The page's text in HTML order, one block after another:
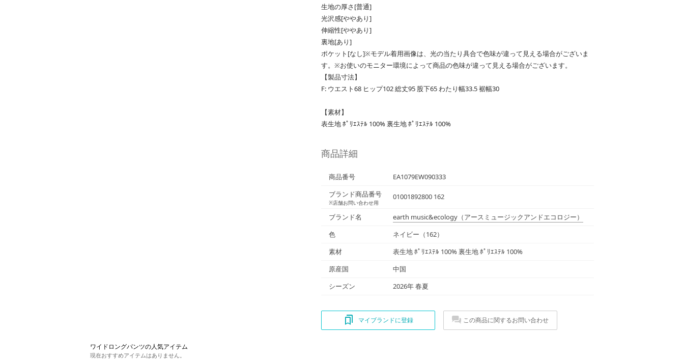
生地の厚さ[普通]
光沢感[ややあり]
伸縮性[ややあり]
裏地[あり]
ポケット[なし]※モデル着用画像は、光の当たり具合で色味が違って見える場合がございま
す。※お使いのモニター環境によって商品の色味が違って見える場合がございます。
【製品寸法】
F: ウエスト68 ヒップ102 総丈95 股下65 わたり幅33.5 裾幅30
【素材】
表生地 ﾎﾟﾘｴｽﾃﾙ 100% 裏生地 ﾎﾟﾘｴｽﾃﾙ 100%
商品詳細
商品番号
EA1079EW090333
ブランド商品番号
※店舗お問い合わせ用
01001892800 162
ブランド名 earth music&ecology （アースミュージックアンドエコロジー）
色
ネイビー（162）
素材
表生地 ﾎﾟﾘｴｽﾃﾙ 100% 裏生地 ﾎﾟﾘｴｽﾃﾙ 100%
原産国
中国
シーズン
2026年 春夏
マイブランドに登録 この商品に関するお問い合わせ
ワイドロングパンツの人気アイテム
現在おすすめアイテムはありません。